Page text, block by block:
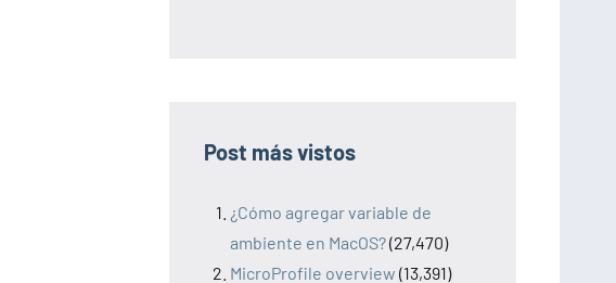
Post más vistos
¿Cómo agregar variable de
ambiente en MacOS?(27,470)
MicroProfile overview (13,391)